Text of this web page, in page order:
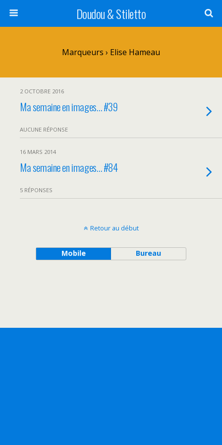
Doudou & Stiletto
Marqueurs › Elise Hameau
2 OCTOBRE 2016
Ma semaine en images… #39
AUCUNE RÉPONSE
16 MARS 2014
Ma semaine en images… #84
5 RÉPONSES
Retour au début
Mobile Bureau